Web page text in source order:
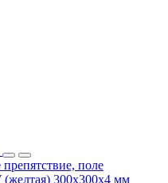
поле
300х300х4 мм